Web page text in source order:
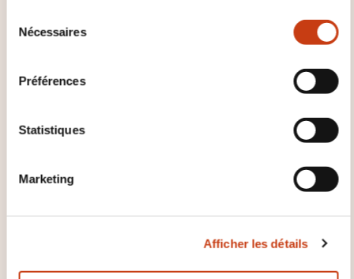
Nécessaires
Préférences
Statistiques
Marketing
Afficher les détails
DOMAINES DE FORMATION
Développement personnel et